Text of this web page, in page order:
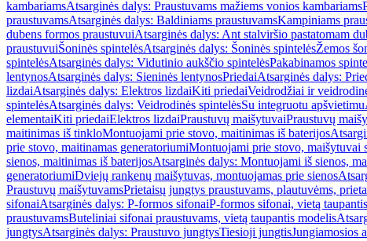
kambariamsAtsarginės dalys: Praustuvams mažiems vonios kambariams
praustuvamsAtsarginės dalys: Baldiniams praustuvamsKampiniams
dubens formos praustuvuiAtsarginės dalys: Ant stalviršio pastatomam
praustuvuiŠoninės spintelėsAtsarginės dalys: Šoninės spintelėsŽemos
spintelėsAtsarginės dalys: Vidutinio aukščio spintelėsPakabinamos
lentynosAtsarginės dalys: Sieninės lentynosPriedaiAtsarginės dalys:
lizdaiAtsarginės dalys: Elektros lizdaiKiti priedaiVeidrodžiai ir
spintelėsAtsarginės dalys: Veidrodinės spintelėsSu integruotu apšvietimu
elementaiKiti priedaiElektros lizdaiPraustuvų maišytuvaiPraustuvų
maitinimas iš tinkloMontuojami prie stovo, maitinimas iš baterijos
prie stovo, maitinamas generatoriumiMontuojami prie stovo, maišytuvai
sienos, maitinimas iš baterijosAtsarginės dalys: Montuojami iš sienos,
generatoriumiDviejų rankenų maišytuvas, montuojamas prie sienos
Praustuvų maišytuvamsPrietaisų jungtys praustuvams, plautuvėms,
sifonaiAtsarginės dalys: P-formos sifonaiP-formos sifonai, vietą
praustuvamsButeliniai sifonai praustuvams, vietą taupantis modelis
jungtysAtsarginės dalys: Praustuvo jungtysTiesioji jungtisJungiamosios